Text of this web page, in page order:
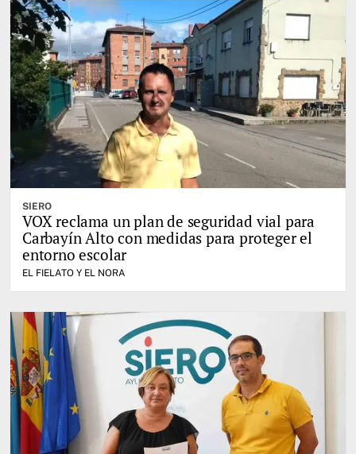
SIERO
VOX reclama un plan de seguridad vial para
Carbayín Alto con medidas para proteger el
entorno escolar
EL FIELATO Y EL NORA